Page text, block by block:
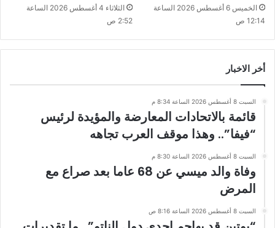
الخميس 6 أغسطس 2026 الساعة
12:14 ص
الثلاثاء 4 أغسطس 2026 الساعة
2:52 ص
أخر الاخبار
السبت 8 أغسطس 2026 الساعة 8:34 م
قائمة بالاتحادات المعارضة والمؤيدة لرئيس
“فيفا”.. وهذا موقف العرب تجاهه
السبت 8 أغسطس 2026 الساعة 8:30 م
وفاة والد ميسي عن 68 عاما بعد صراع مع
المرض
السبت 8 أغسطس 2026 الساعة 8:16 ص